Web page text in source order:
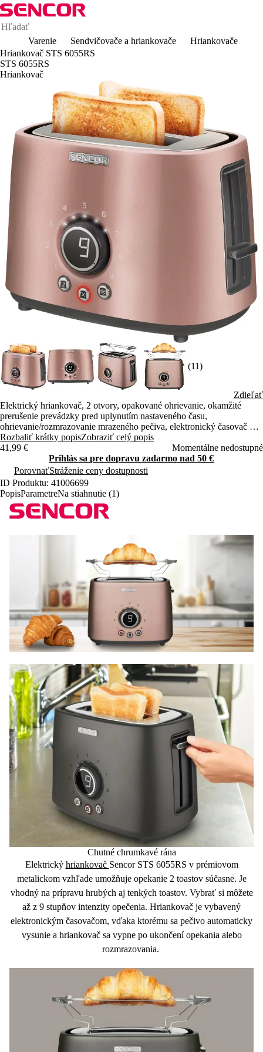
Varenie Sendvičovače a hriankovače
Hriankovače
Hriankovač STS 6055RS
STS 6055RS
Hriankovač
(11)
Zdieľať
Elektrický hriankovač, 2 otvory, opakované ohrievanie, okamžité
prerušenie prevádzky pred uplynutím nastaveného času,
ohrievanie/rozmrazovanie mrazeného pečiva, elektronický časovač – 9
stupňov nastavenia intenzity opekania, príkon 1000 W
Rozbaliť krátky popisZobraziť celý popis
41,99 €
Momentálne nedostupné
Prihlás sa pre dopravu zadarmo nad 50 €
PorovnaťStráženie ceny dostupnosti
ID Produktu: 41006699
PopisParametreNa stiahnutie (1)
Chutné chrumkavé rána
Elektrický hriankovač Sencor STS 6055RS v prémiovom
metalickom vzhľade umožňuje opekanie 2 toastovsúčasne. Je
vhodný na prípravu hrubých aj tenkých toastov. Vybrať si môžete
až z 9 stupňov intenzity opečenia. Hriankovač je vybavený
elektronickým časovačom, vďaka ktorému sa pečivo automaticky
vysunie a hriankovač sa vypne po ukončení opekania alebo
rozmrazovania.